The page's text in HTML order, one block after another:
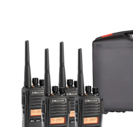
momentan nicht auf Lager
C1682